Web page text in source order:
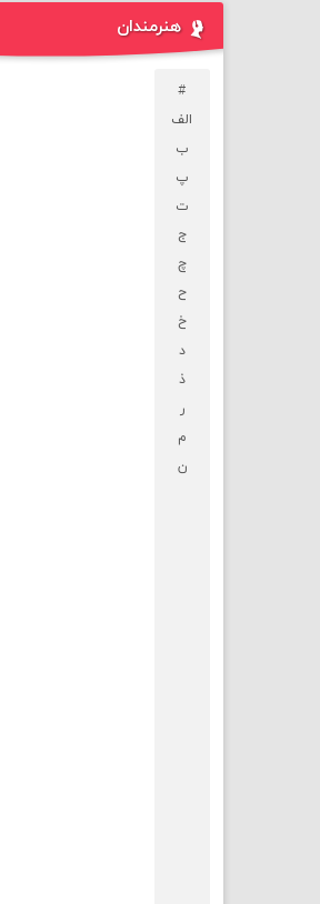
هنرمندان
#
الف
ب
پ
ت
ج
چ
ح
خ
د
ذ
ر
م
ن